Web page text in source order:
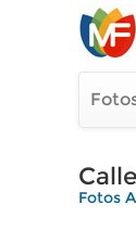
Fotos